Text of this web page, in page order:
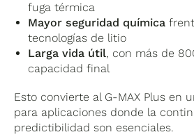
En la práctica, esto se
eficiencia operativa sostenida
incluso en condiciones
exigentes.
fuga térmica
Mayor seguridad química
tecnologías de litio
Larga vida útil, con más de
capacidad final
Esto convierte al G-MAX Plus en
para aplicaciones donde la
predictibilidad son esenciales.